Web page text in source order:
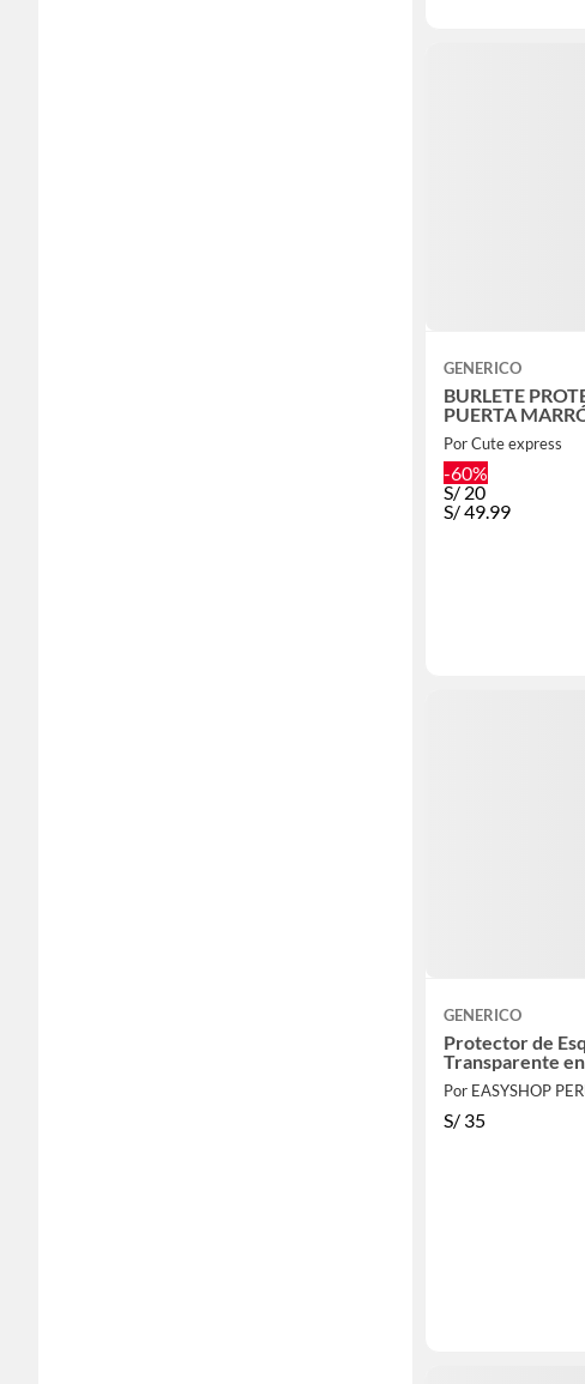
GENERICO
BURLETE
PUERTA
Por Cute express
-60%
S/ 20
S/49.99
GENERICO
Protector de
Transparente
Por EASYSHOP
S/ 35